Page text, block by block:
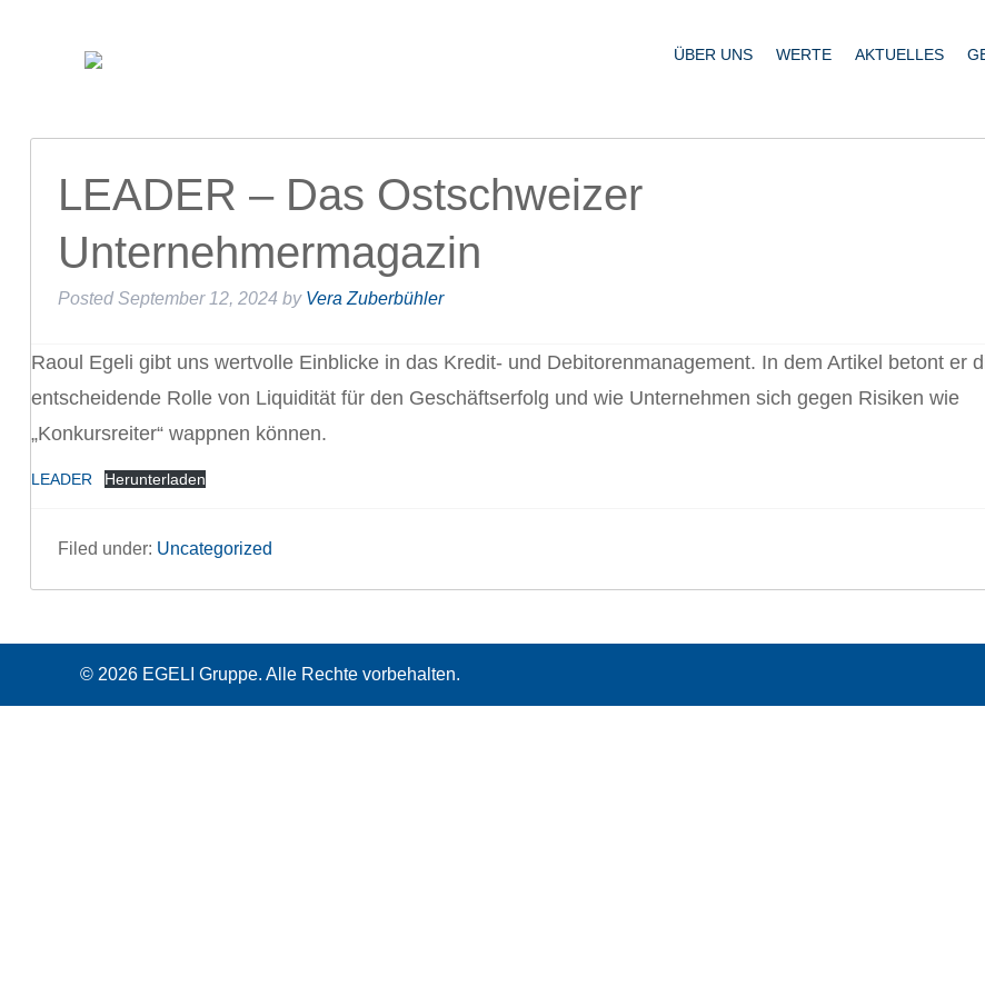
ÜBER UNS WERTE AKTUELLES
LEADER – Das Ostschweizer
Unternehmermagazin
Posted September 12, 2024 by Vera Zuberbühler
Raoul Egeli gibt uns wertvolle Einblicke in das Kredit- und Debitorenmanagement. In dem Artikel betont er
entscheidende Rolle von Liquidität für den Geschäftserfolg und wie Unternehmen sich gegen Risiken wie
„Konkursreiter“ wappnen können.
LEADER Herunterladen
Filed under: Uncategorized
© 2026 EGELI Gruppe. Alle Rechte vorbehalten.